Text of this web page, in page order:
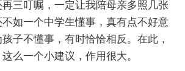
三叮嘱，一定让我陪母亲多照几张
如一个中学生懂事，真有点不好意
子不懂事，有时恰恰相反。在此，
么一个小建议，作用很大。